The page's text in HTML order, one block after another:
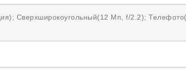
Сверхширокоугольный(12 Мп, f/2.2);